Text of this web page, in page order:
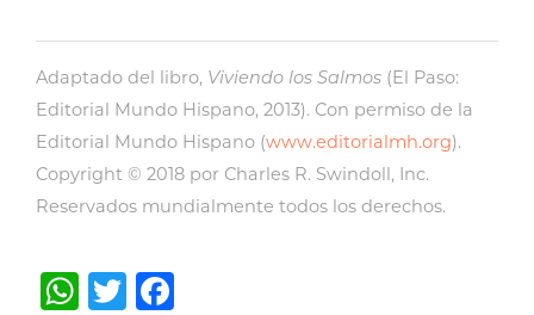
Adaptado del libro, Viviendo los Salmos (El Paso:
Editorial Mundo Hispano, 2013). Con permiso de la
Editorial Mundo Hispano (www.editorialmh.org).
Copyright © 2018 por Charles R. Swindoll, Inc.
Reservados mundialmente todos los derechos.
WhatsApp
Twitter